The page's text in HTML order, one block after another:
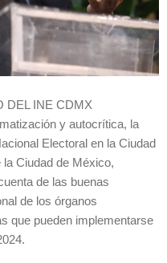
DEL INE CDMX
y autocrítica, la
Electoral en la Ciudad
Ciudad de México,
de las buenas
de los órganos
que pueden implementarse